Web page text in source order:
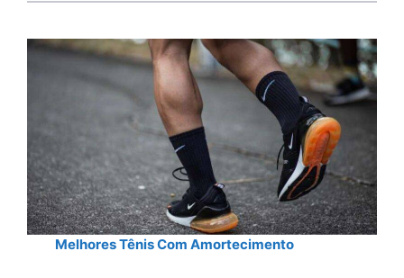
Melhores Tênis Com Amortecimento